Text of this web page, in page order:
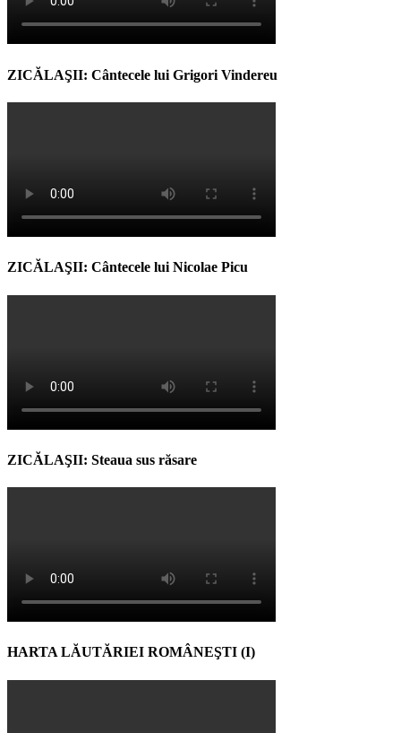
ZICĂLAŞII: Cântecele lui Grigori Vindereu
ZICĂLAŞII: Cântecele lui Nicolae Picu
ZICĂLAŞII: Steaua sus răsare
HARTA LĂUTĂRIEI ROMÂNEŞTI (I)